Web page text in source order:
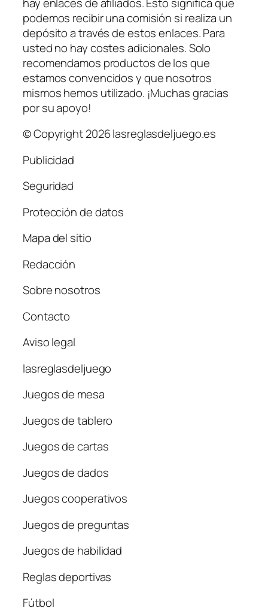
podemos recibir una comisión si realiza un
depósito a través de estos enlaces. Para
usted no hay costes adicionales. Solo
recomendamos productos de los que
estamos convencidos y que nosotros
mismos hemos utilizado. ¡Muchas gracias
por su apoyo!
© Copyright 2026 lasreglasdeljuego.es
Publicidad
Seguridad
Protección de datos
Mapa del sitio
Redacción
Sobre nosotros
Contacto
Aviso legal
lasreglasdeljuego
Juegos de mesa
Juegos de tablero
Juegos de cartas
Juegos de dados
Juegos cooperativos
Juegos de preguntas
Juegos de habilidad
Reglas deportivas
Fútbol